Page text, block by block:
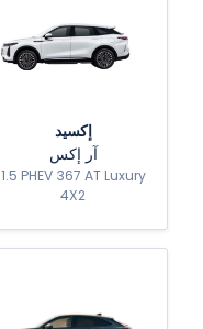
إكسيد
آر إكس
1.5 PHEV 367 AT Luxury
4X2